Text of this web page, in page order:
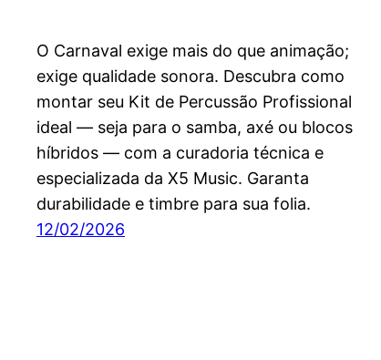
O Carnaval exige mais do que animação;
exige qualidade sonora. Descubra como
montar seu Kit de Percussão Profissional
ideal — seja para o samba, axé ou blocos
híbridos — com a curadoria técnica e
especializada da X5 Music. Garanta
durabilidade e timbre para sua folia.
12/02/2026